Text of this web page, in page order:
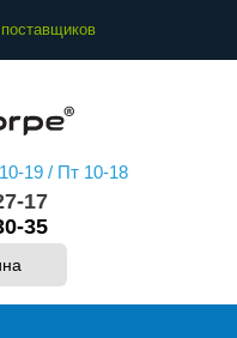
19 / Пт 10-18
17
35